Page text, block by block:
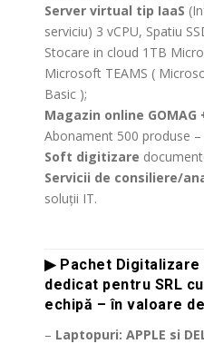
Server virtual tip IaaS
serviciu) 3 vCPU, Spatiu
Stocare in cloud 1TB
Microsoft TEAMS (
Basic );
Magazin online
Abonament 500 produse –
Soft digitizare
Servicii de consiliere/
soluții IT.
▶ Pachet Digitalizare
dedicat pentru SRL
echipă – în valoare
– Laptopuri: APPLE si